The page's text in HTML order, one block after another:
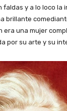
faldas y a lo loco la
brillante
era una mujer
por su arte y su